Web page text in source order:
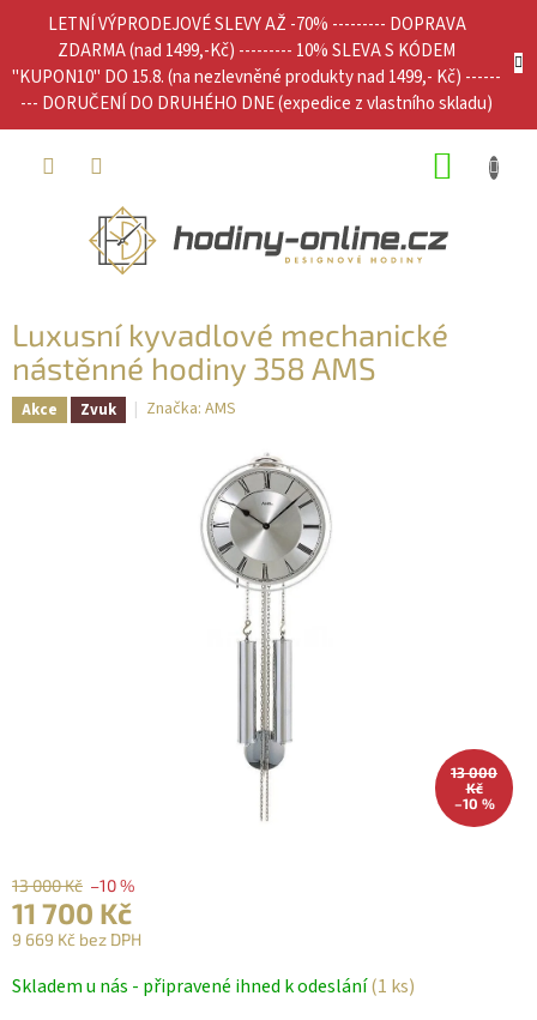
LETNÍ VÝPRODEJOVÉ SLEVY AŽ -70% --------- DOPRAVA
ZDARMA (nad 1499,-Kč) --------- 10% SLEVA S KÓDEM
"KUPON10" DO 15.8. (na nezlevněné produkty nad 1499,- Kč) ------
--- DORUČENÍ DO DRUHÉHO DNE (expedice z vlastního skladu)
Luxusní kyvadlové mechanické
nástěnné hodiny 358 AMS
Akce Zvuk Značka: AMS
13 000
Kč
–10 %
13 000 Kč –10 %
11 700 Kč
9 669 Kč bez DPH
cena:
Skladem u nás - připravené ihned k odeslání(1 ks)